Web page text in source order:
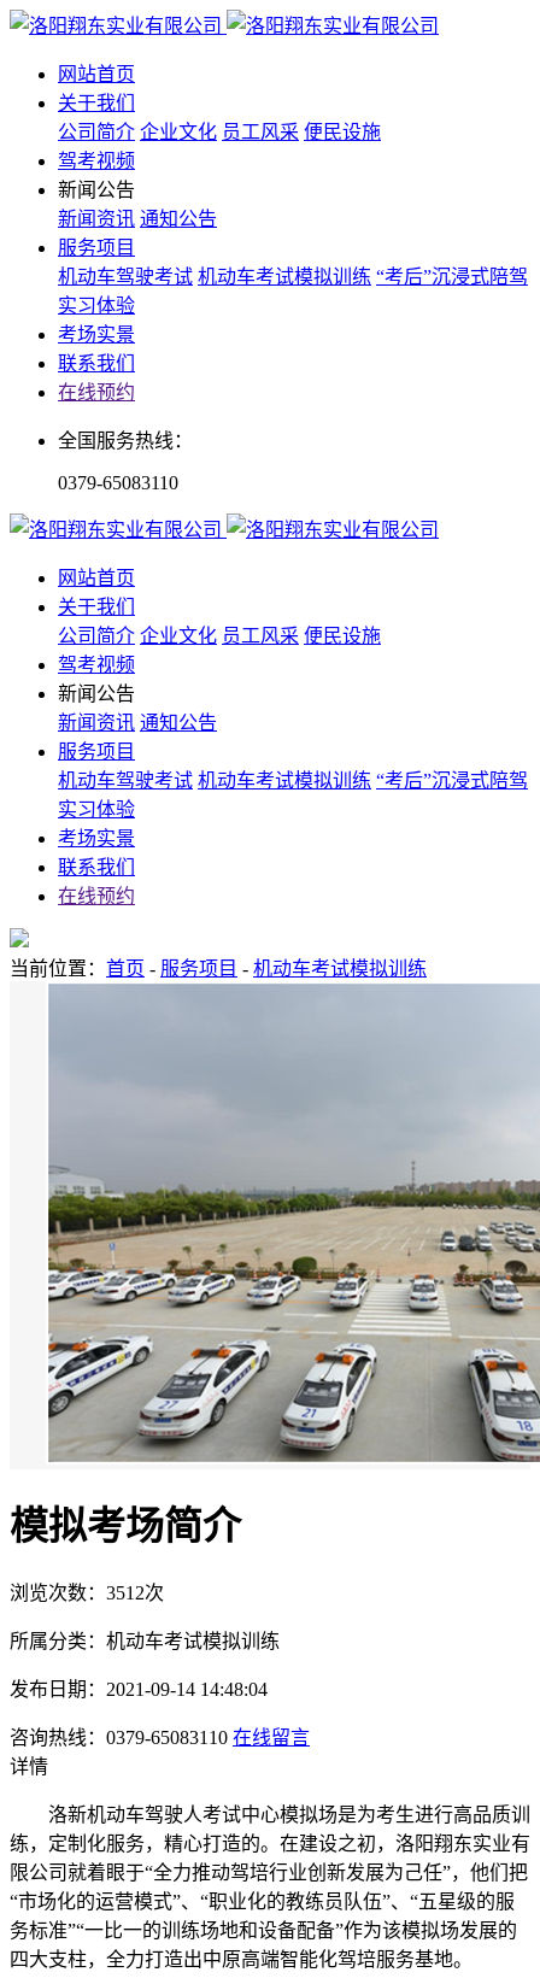
网站首页
关于我们
公司简介 企业文化 员工风采 便民设施
驾考视频
新闻公告
新闻资讯 通知公告
服务项目
机动车驾驶考试 机动车考试模拟训练 “考后”沉浸式陪驾
实习体验
考场实景
联系我们
在线预约
全国服务热线：
0379-65083110
网站首页
关于我们
公司简介 企业文化 员工风采 便民设施
驾考视频
新闻公告
新闻资讯 通知公告
服务项目
机动车驾驶考试 机动车考试模拟训练 “考后”沉浸式陪驾
实习体验
考场实景
联系我们
在线预约
当前位置： 首页 - 服务项目 - 机动车考试模拟训练
模拟考场简介
浏览次数：3512次
所属分类：机动车考试模拟训练
发布日期：2021-09-14 14:48:04
咨询热线：0379-65083110 在线留言
详情
洛新机动车驾驶人考试中心模拟场是为考生进行高品质训
练，定制化服务，精心打造的。在建设之初，洛阳翔东实业有
限公司就着眼于“全力推动驾培行业创新发展为己任”，他们把
“市场化的运营模式”、“职业化的教练员队伍”、“五星级的服
务标准”“一比一的训练场地和设备配备”作为该模拟场发展的
四大支柱，全力打造出中原高端智能化驾培服务基地。